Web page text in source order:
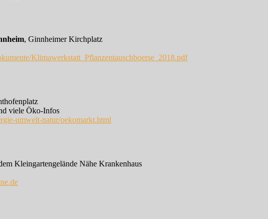
, Ginnheimer Kirchplatz
Klimawerkstatt_Pflanzentauschboerse_2018.pdf
viele Öko-Infos
umwelt-natur/oekomarkt.html
Kleingartengelände Nähe Krankenhaus